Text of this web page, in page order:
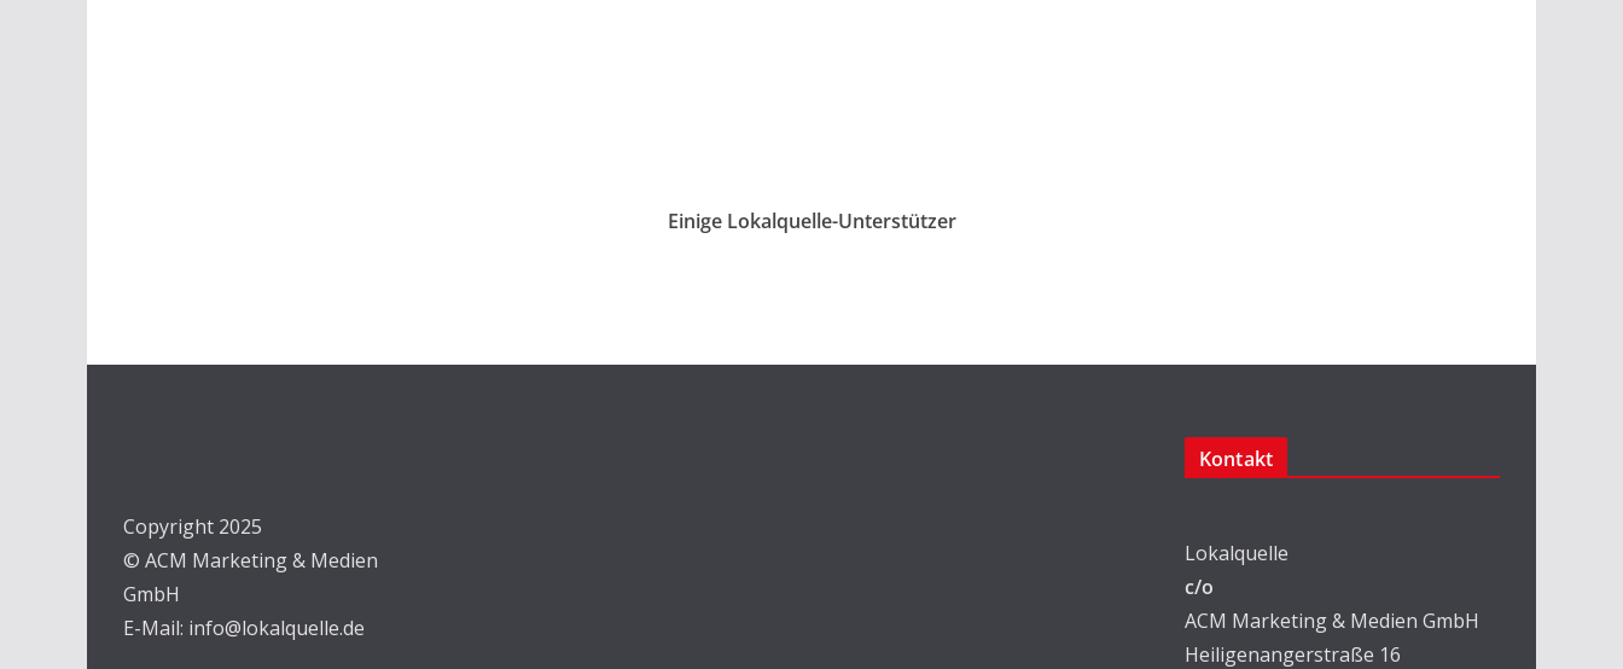
Einige Lokalquelle-Unterstützer
Copyright 2025
© ACM Marketing & Medien
GmbH
E-Mail: info@lokalquelle.de
Kontakt
Lokalquelle
c/o
ACM Marketing & Medien GmbH
Heiligenangerstraße 16